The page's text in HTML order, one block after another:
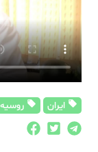
ایران روسیه